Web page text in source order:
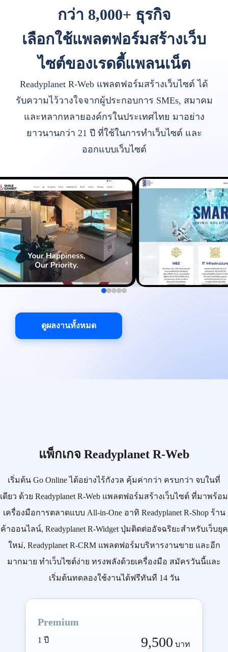
กว่า 8,000+ ธุรกิจ
เลือกใช้แพลตฟอร์มสร้างเว็บ
ไซต์ของเรดดี้แพลนเน็ต
Readyplanet R-Web แพลตฟอร์มสร้างเว็บไซต์ ได้
รับความไว้วางใจจากผู้ประกอบการ SMEs, สมาคม
และหลากหลายองค์กรในประเทศไทย มาอย่าง
ยาวนานกว่า 21 ปี ที่ใช้ในการทำเว็บไซต์ และ
ออกแบบเว็บไซต์
ดูผลงานทั้งหมด
แพ็กเกจ Readyplanet R-Web
เริ่มต้น Go Onlineได้อย่างไร้กังวล คุ้มค่ากว่า ครบกว่า จบในที่
เดียว ด้วย Readyplanet R-Web แพลตฟอร์มสร้างเว็บไซต์ ที่มาพร้อม
เครื่องมือการตลาดแบบ All-in-Oneอาทิ Readyplanet R-Shopร้าน
ค้าออนไลน์, Readyplanet R-Widgetปุ่มติดต่ออัจฉริยะสำหรับเว็บยุค
ใหม่, Readyplanet R-CRMแพลตฟอร์มบริหารงานขาย และอีก
มากมาย ทำเว็บไซต์ง่าย ทรงพลังด้วยเครื่องมือ สมัครวันนี้และ
เริ่มต้นทดลองใช้งานได้ฟรีทันที 14 วัน
Premium
1 ปี 9,500 บาท